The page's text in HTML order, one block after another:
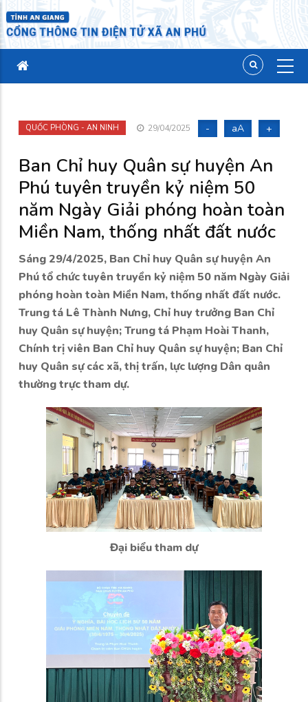
QUỐC PHÒNG - AN NINH 29/04/2025 - aA +
Ban Chỉ huy Quân sự huyện An
Phú tuyên truyền kỷ niệm 50
năm Ngày Giải phóng hoàn toàn
Miền Nam, thống nhất đất nước
Sáng 29/4/2025, Ban Chỉ huy Quân sự huyện An
Phú tổ chức tuyên truyền kỷ niệm 50 năm Ngày Giải
phóng hoàn toàn Miền Nam, thống nhất đất nước.
Trung tá Lê Thành Nưng, Chỉ huy trưởng Ban Chỉ
huy Quân sự huyện; Trung tá Phạm Hoài Thanh,
Chính trị viên Ban Chỉ huy Quân sự huyện; Ban Chỉ
huy Quân sự các xã, thị trấn, lực lượng Dân quân
thường trực tham dự.
Đại biểu tham dự